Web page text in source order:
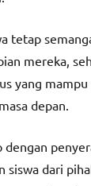
tetap
mereka,
yang
depan.
siswa dari